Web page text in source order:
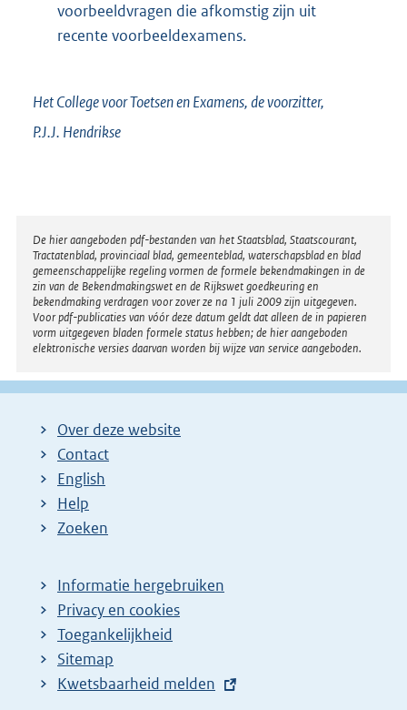
voorbeeldvragen die afkomstig zijn uit
recente voorbeeldexamens.
Het College voor Toetsen en Examens,de voorzitter,
P.J.J. Hendrikse
Disclaimer
De hier aangeboden pdf-bestanden van het Staatsblad, Staatscourant,
Tractatenblad, provinciaal blad, gemeenteblad, waterschapsblad en blad
gemeenschappelijke regeling vormen de formele bekendmakingen in de
zin van de Bekendmakingswet en de Rijkswet goedkeuring en
bekendmaking verdragen voor zover ze na 1 juli 2009 zijn uitgegeven.
Voor pdf-publicaties van vóór deze datum geldt dat alleen de in papieren
vorm uitgegeven bladen formele status hebben; de hier aangeboden
elektronische versies daarvan worden bij wijze van service aangeboden.
Over deze website
Contact
English
Help
Zoeken
Informatie hergebruiken
Privacy en cookies
Toegankelijkheid
Sitemap
E
Kwetsbaarheid melden